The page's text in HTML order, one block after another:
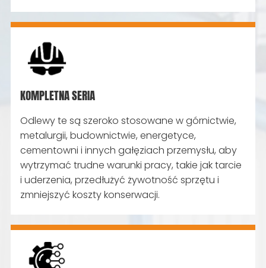
KOMPLETNA SERIA
Odlewy te są szeroko stosowane w górnictwie,
metalurgii, budownictwie, energetyce,
cementowni i innych gałęziach przemysłu, aby
wytrzymać trudne warunki pracy, takie jak tarcie
i uderzenia, przedłużyć żywotność sprzętu i
zmniejszyć koszty konserwacji.